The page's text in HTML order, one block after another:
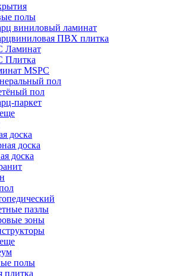
полы
виниловый ламинат
ПВХ плитка
Ламинат
Плитка
MSPC
пол
пол
паркет
доска
доска
доска
пазлы
зоны
полы
плитка